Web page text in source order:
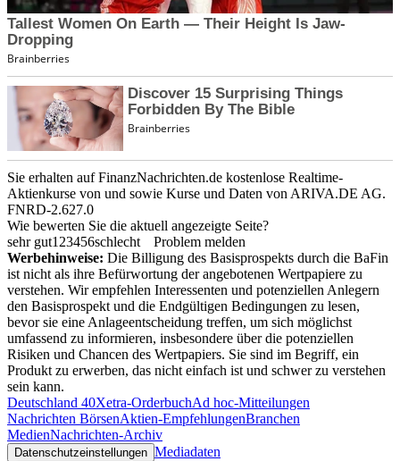
Sie erhalten auf FinanzNachrichten.de kostenlose Realtime-
Aktienkurse von und sowie Kurse und Daten von ARIVA.DE AG.
FNRD-2.627.0
Wie bewerten Sie die aktuell angezeigte Seite?
sehr gut1 23456schlecht
Problem melden
Werbehinweise: Die Billigung des Basisprospekts durch die BaFin
ist nicht als ihre Befürwortung der angebotenen Wertpapiere zu
verstehen. Wir empfehlen Interessenten und potenziellen Anlegern
den Basisprospekt und die Endgültigen Bedingungen zu lesen,
bevor sie eine Anlageentscheidung treffen, um sich möglichst
umfassend zu informieren, insbesondere über die potenziellen
Risiken und Chancen des Wertpapiers. Sie sind im Begriff, ein
Produkt zu erwerben, das nicht einfach ist und schwer zu verstehen
sein kann.
Deutschland 40Xetra-OrderbuchAd hoc-Mitteilungen
Nachrichten BörsenAktien-EmpfehlungenBranchen
MedienNachrichten-Archiv
Datenschutzeinstellungen Mediadaten